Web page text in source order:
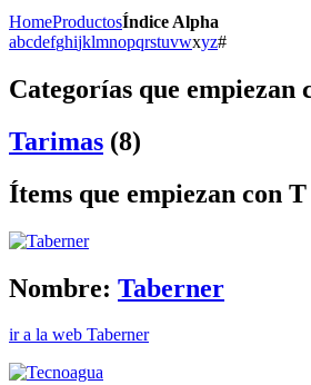
HomeProductosÍndice Alpha
abcdefghijklmnopqrstuvwxyz#
Categorías que empiezan
Tarimas (8)
Ítems que empiezan con T
Nombre: Taberner
ir a la web Taberner